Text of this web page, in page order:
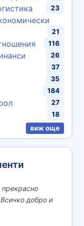
23
21
116
26
37
35
184
27
18
виж още
прекрасно
добро и